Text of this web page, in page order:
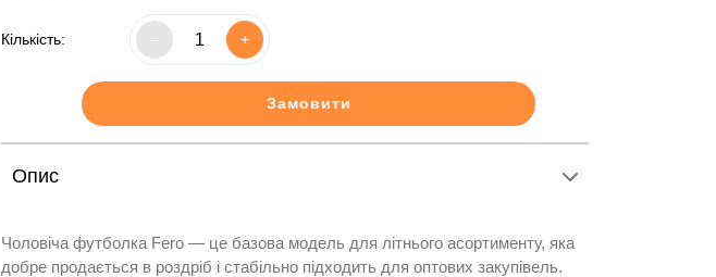
Кількість: +
Замовити
Опис
Чоловіча футболка Fero — це базова модель для літнього асортименту, яка
добре продається в роздріб і стабільно підходить для оптових закупівель.